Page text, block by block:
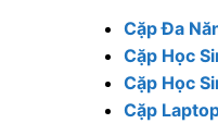
Cặp Đa
Cặp Học
Cặp Học
Cặp